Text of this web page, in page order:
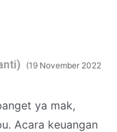
19 November 2022
ya mak,
Acara keuangan